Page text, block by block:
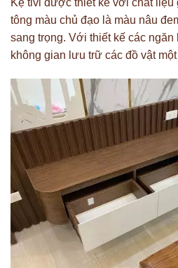
tông màu chủ đạo là màu nâu
sang trọng. Với thiết kế các
không gian lưu trữ các đồ vật